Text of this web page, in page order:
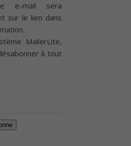
e-mail sera
sur le lien dans
MailerLite,
à tout